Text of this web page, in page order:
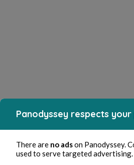
Panodyssey respects
There are no adson Panodyssey.
used to serve targeted advertising.